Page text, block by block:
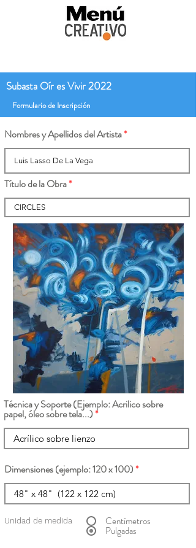
Subasta Oír es Vivir 2022
Formulario de Inscripción
Nombres y Apellidos del Artista
Título de la Obra
Técnica y Soporte (Ejemplo: Acrilico sobre
papel, óleo sobre tela...)
Dimensiones (ejemplo: 120 x 100)
Unidad de medida Centímetros
Pulgadas